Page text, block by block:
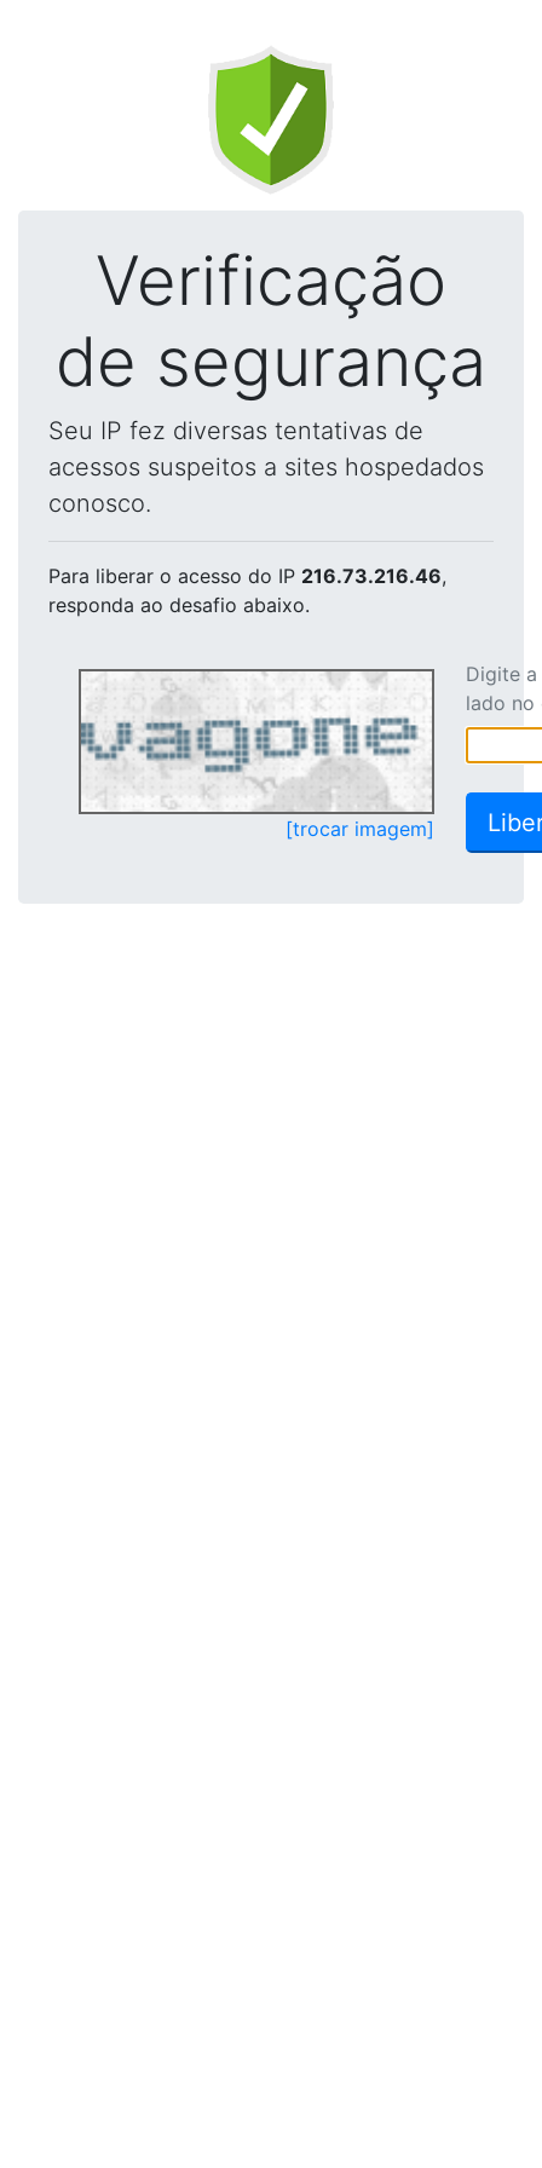
Verificação
de segurança
Seu IP fez diversas tentativas de
acessos suspeitos a sites hospedados
conosco.
Para liberar o acesso do IP 216.73.216.46,
responda ao desafio abaixo.
[trocar imagem]
Digite
lado no